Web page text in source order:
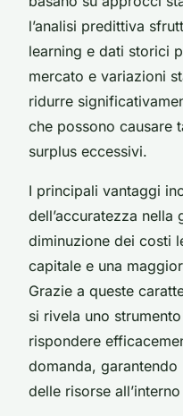
l’analisi predittiva
learning e dati storici
mercato e variazioni
ridurre
che possono causare
surplus eccessivi.
I principali vantaggi
dell’accuratezza nella
diminuzione dei costi
capitale e una
Grazie a queste
si rivela uno
rispondere
domanda,
delle risorse